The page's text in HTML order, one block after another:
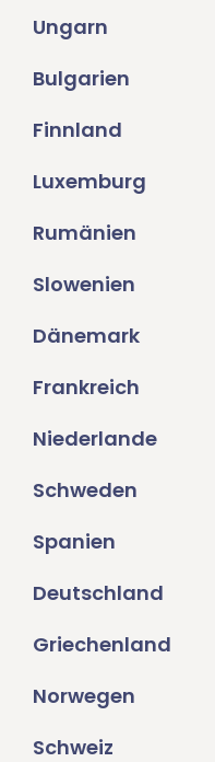
Ungarn
Bulgarien
Finnland
Luxemburg
Rumänien
Slowenien
Dänemark
Frankreich
Niederlande
Schweden
Spanien
Deutschland
Griechenland
Norwegen
Schweiz